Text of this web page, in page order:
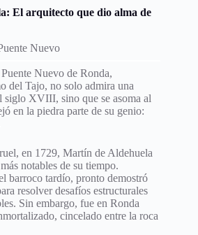
El arquitecto que dio alma de
Nuevo de Ronda,
del Tajo, no solo admira una
siglo XVIII, sino que se asoma al
en la piedra parte de su genio:
en 1729, Martín de Aldehuela
notables de su tiempo.
barroco tardío, pronto demostró
resolver desafíos estructurales
Sin embargo, fue en Ronda
cincelado entre la roca